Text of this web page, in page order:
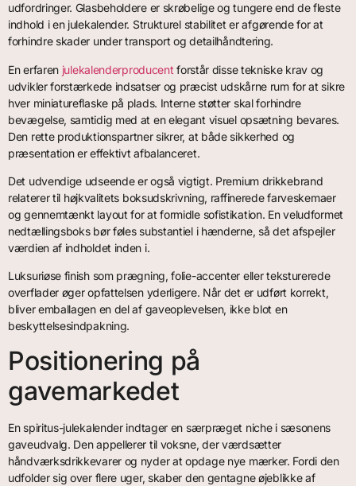
udfordringer. Glasbeholdere er skrøbelige og tungere end de fleste
indhold i en julekalender. Strukturel stabilitet er afgørende for at
forhindre skader under transport og detailhåndtering.
En erfaren julekalenderproducent forstår disse tekniske krav og
udvikler forstærkede indsatser og præcist udskårne rum for at sikre
hver miniatureflaske på plads. Interne støtter skal forhindre
bevægelse, samtidig med at en elegant visuel opsætning bevares.
Den rette produktionspartner sikrer, at både sikkerhed og
præsentation er effektivt afbalanceret.
Det udvendige udseende er også vigtigt. Premium drikkebrand
relaterer til højkvalitets boksudskrivning, raffinerede farveskemaer
og gennemtænkt layout for at formidle sofistikation. En veludformet
nedtællingsboks bør føles substantiel i hænderne, så det afspejler
værdien af indholdet inden i.
Luksuriøse finish som prægning, folie-accenter eller teksturerede
overflader øger opfattelsen yderligere. Når det er udført korrekt,
bliver emballagen en del af gaveoplevelsen, ikke blot en
beskyttelsesindpakning.
Positionering på
gavemarkedet
En spiritus-julekalender indtager en særpræget niche i sæsonens
gaveudvalg. Den appellerer til voksne, der værdsætter
håndværksdrikkevarer og nyder at opdage nye mærker. Fordi den
udfolder sig over flere uger, skaber den gentagne øjeblikke af